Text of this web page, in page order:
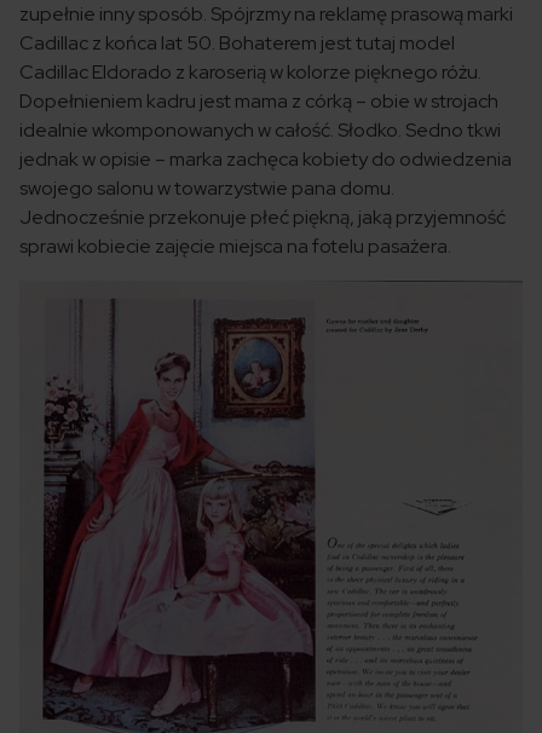
zupełnie inny sposób. Spójrzmy na reklamę prasową marki
Cadillac z końca lat 50. Bohaterem jest tutaj model
Cadillac Eldorado z karoserią w kolorze pięknego różu.
Dopełnieniem kadru jest mama z córką – obie w strojach
idealnie wkomponowanych w całość. Słodko. Sedno tkwi
jednak w opisie – marka zachęca kobiety do odwiedzenia
swojego salonu w towarzystwie pana domu.
Jednocześnie przekonuje płeć piękną, jaką przyjemność
sprawi kobiecie zajęcie miejsca na fotelu pasażera.